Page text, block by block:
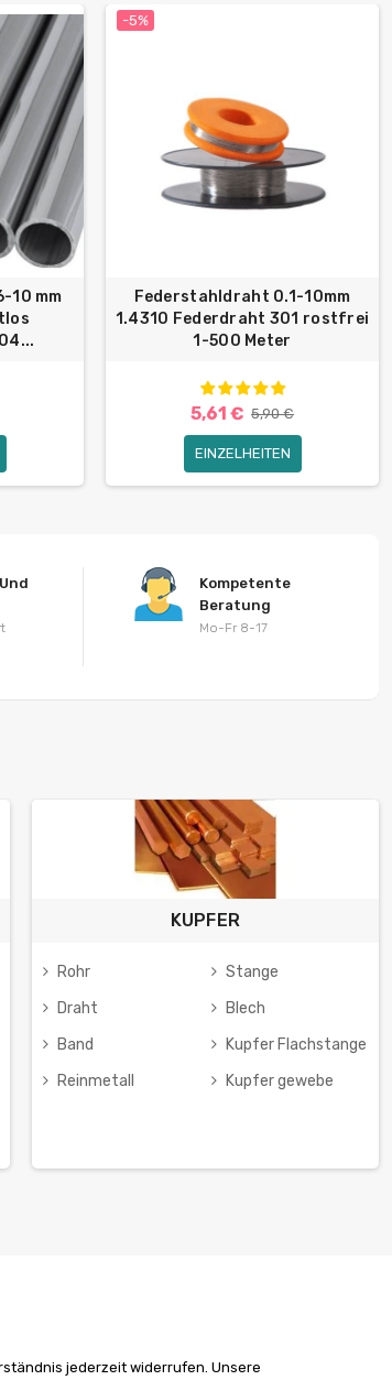
10 mm
-5%
Federstahldraht 0.1-10mm
1.4310 Federdraht 301 rostfrei
1-500 Meter
5,61 € 5,90 €
EINZELHEITEN
Kompetente
Beratung
Mo-Fr 8-17
KUPFER
Rohr
Stange
Draht
Blech
Band
Kupfer Flachstange
Reinmetall
Kupfer gewebe
jederzeit widerrufen. Unsere